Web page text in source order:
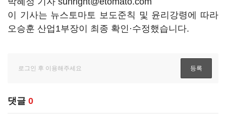
이 기사는 뉴스토마토 보도준칙 및 윤리강령에 따라
오승훈 산업1부장이 최종 확인·수정했습니다.
댓글 0